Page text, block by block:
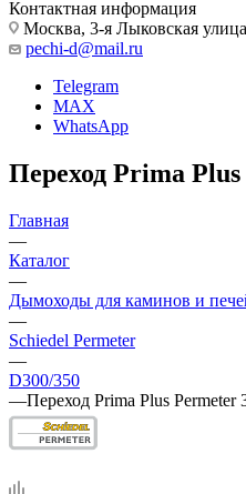
Контактная информация
Москва, 3-я Лыковская
pechi-d@mail.ru
Telegram
MAX
WhatsApp
Переход Prima
Главная
—
Каталог
—
Дымоходы для каминов и
—
Schiedel Permeter
—
D300/350
—Переход Prima Plus Permeter